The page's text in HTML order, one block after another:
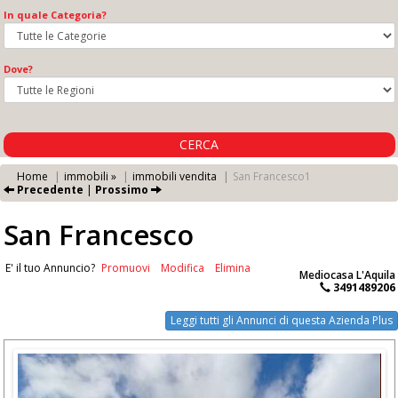
In quale Categoria?
Dove?
CERCA
Home immobili » immobili vendita
San Francesco1
Precedente | Prossimo
San Francesco
Mediocasa L'Aquila
3491489206
E' il tuo Annuncio? Promuovi Modifica Elimina
Leggi tutti gli Annunci di questa Azienda Plus